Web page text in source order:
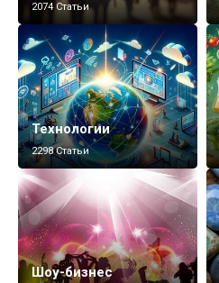
2074 Статьи
Технологии
2298 Статьи
Шоу-бизнес